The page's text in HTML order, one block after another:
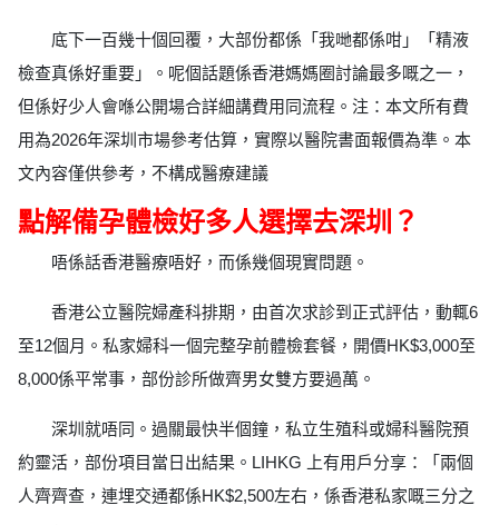
底下一百幾十個回覆，大部份都係「我哋都係咁」「精液
檢查真係好重要」。呢個話題係香港媽媽圈討論最多嘅之一，
但係好少人會喺公開場合詳細講費用同流程。注：本文所有費
用為2026年深圳市場參考估算，實際以醫院書面報價為準。本
文內容僅供參考，不構成醫療建議
點解備孕體檢好多人選擇去深圳？
唔係話香港醫療唔好，而係幾個現實問題。
香港公立醫院婦產科排期，由首次求診到正式評估，動輒6
至12個月。私家婦科一個完整孕前體檢套餐，開價HK$3,000至
8,000係平常事，部份診所做齊男女雙方要過萬。
深圳就唔同。過關最快半個鐘，私立生殖科或婦科醫院預
約靈活，部份項目當日出結果。LIHKG 上有用戶分享：「兩個
人齊齊查，連埋交通都係HK$2,500左右，係香港私家嘅三分之